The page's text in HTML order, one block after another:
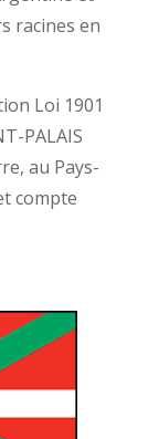
racines en
Loi 1901
PALAIS
au Pays-
compte